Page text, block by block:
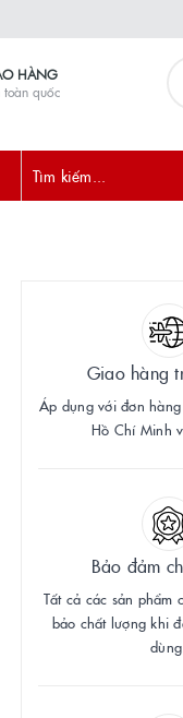
HÀNG
toàn quốc
Giao hàng
Áp dụng với đơn
Hồ Chí Minh
Bảo đảm
Tất cả các sản phẩm
bảo chất lượng khi
dùng.